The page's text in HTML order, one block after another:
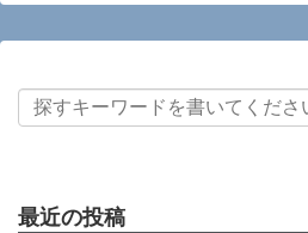
最近の投稿